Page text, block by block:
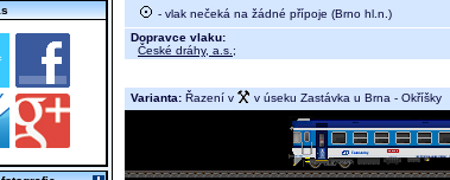
- vlak nečeká na žádné přípoje (Brno hl.n.)
Dopravce vlaku:
České dráhy, a.s. ;
Varianta: Řazení v v úseku Zastávka u Brna - Okříšky